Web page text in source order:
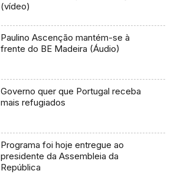
(vídeo)
Paulino Ascenção mantém-se à
frente do BE Madeira (Áudio)
Governo quer que Portugal receba
mais refugiados
Programa foi hoje entregue ao
presidente da Assembleia da
República